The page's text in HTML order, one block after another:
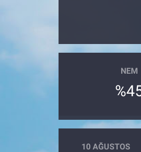
NEM
10 AĞUSTOS